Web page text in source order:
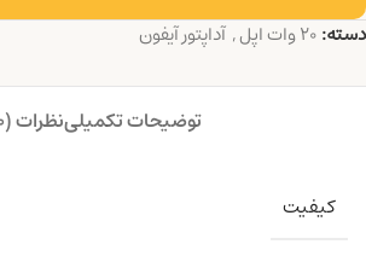
دسته:20 وات اپل , آداپتور آیفون
توضیحات تکمیلینظرات (0)
کیفیت